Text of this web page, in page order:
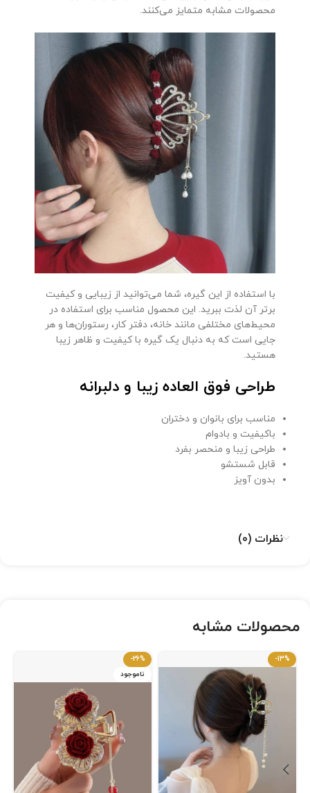
محصولات مشابه متمایز می‌کنند.
با استفاده از این گیره، شما می‌توانید از زیبایی و کیفیت
برتر آن لذت ببرید. این محصول مناسب برای استفاده در
محیط‌های مختلفی مانند خانه، دفتر کار، رستوران‌ها و هر
جایی است که به دنبال یک گیره با کیفیت و ظاهر زیبا
هستید.
طراحی فوق العاده زیبا و دلبرانه
مناسب برای بانوان و دختران
باکیفیت و بادوام
طراحی زیبا و منحصر بفرد
قابل شستشو
بدون آویز
نظرات (0)
محصولات مشابه
-13%
-26%
ناموجود